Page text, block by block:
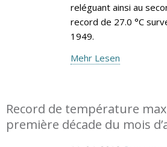
reléguant ainsi au
record de 27.0 °C
1949.
Mehr Lesen
Record de température
première décade du mois